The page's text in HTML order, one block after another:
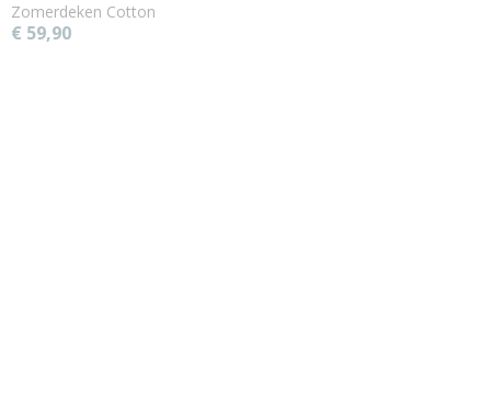
Zomerdeken Cotton
€ 59,90